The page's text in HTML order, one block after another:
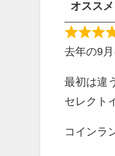
オススメ
去年の9
最初は違
セレクト
コインラ